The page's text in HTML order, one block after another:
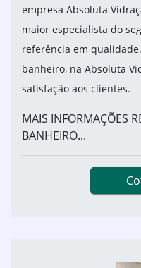
empresa Absoluta
maior especialista do
referência em
banheiro, na Absoluta
satisfação aos clientes.
MAIS INFORMAÇÕES
BANHEIRO...